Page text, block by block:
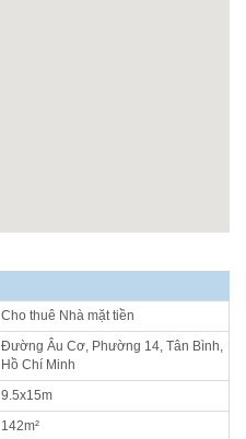
Cho thuê Nhà mặt tiền
Đường Âu Cơ, Phường 14, Tân Bình,
Hồ Chí Minh
9.5x15m
142m²